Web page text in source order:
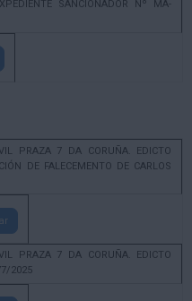
SANCIONADOR Nº MA-
PRAZA 7 DA CORUÑA. EDICTO
DE FALECEMENTO DE CARLOS
PRAZA 7 DA CORUÑA. EDICTO
2025